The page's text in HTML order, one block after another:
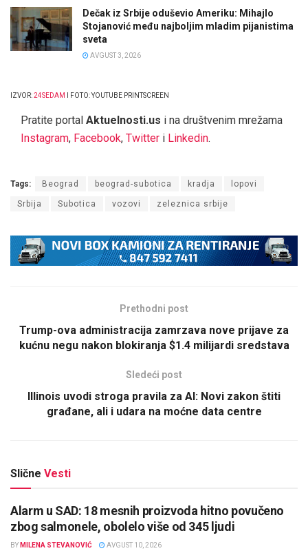
Dečak iz Srbije oduševio Ameriku: Mihajlo
Stojanović među najboljim mladim pijanistima
sveta
AVGUST 3, 2026
IZVOR:24SEDAM I FOTO: YOUTUBE PRINTSCREEN
Pratite portal Aktuelnosti.us i na društvenim mrežama
Instagram, Facebook, Twitter i Linkedin.
Tags: Beograd beograd-subotica kradja lopovi
Srbija Subotica vozovi zeleznica srbije
Prethodni post
Trump-ova administracija zamrzava nove prijave za
kućnu negu nakon blokiranja $1.4 milijardi sredstava
Sledeći post
Illinois uvodi stroga pravila za AI: Novi zakon štiti
građane, ali i udara na moćne data centre
Slične Vesti
Alarm u SAD: 18 mesnih proizvoda hitno povučeno
zbog salmonele, obolelo više od 345 ljudi
BY MILENA STEVANOVIĆ AVGUST 10, 2026